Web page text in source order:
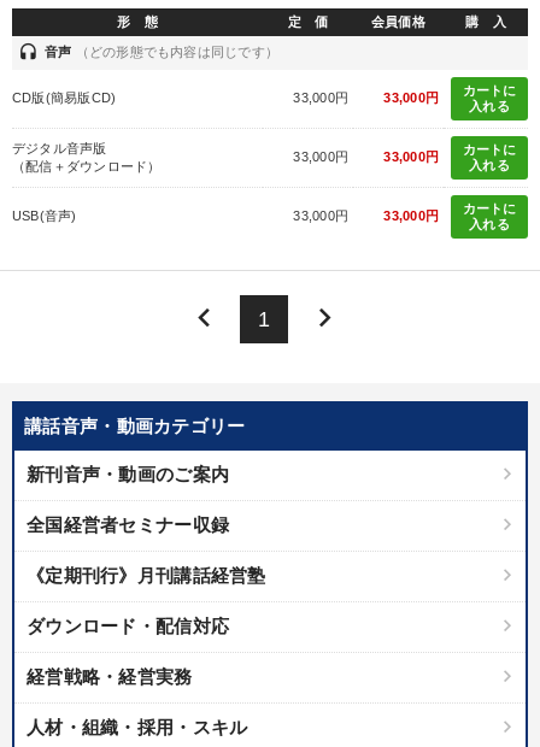
企業戦略に学ぶ 【3月】音声・映像
経済・景気・相場予測 後継社長・アトツギ
歴史・古典に学ぶ実務講話
2025年春季全国経営者セミナー収録講演ＣＤ・講演ＤＶＤ・デジ
タル版（音声／動画ストリーミング・ダウンロード）
IT・サービス・金融業 コンサルタント
※「更新」を押すと「テーマ」「キーワード」を更新いただけます。
ondemand_video
全国経営者セミナー収録物以外の経営教材（全761タイトル）からお探
講話音声・動画カテゴリー
新刊音声・動画のご案内
全国経営者セミナー収録
《定期刊行》月刊講話経営塾
ダウンロード・配信対応
経営戦略・経営実務
人材・組織・採用・スキル
形 態 定 価 会員価格 購 入
headset 音声 （どの形態でも内容は同じです）
CD版(簡易版CD) 33,000円 33,000円
カートに
入れる
デジタル音声版
（配信＋ダウンロード）
33,000円 33,000円
カートに
入れる
USB(音声) 33,000円 33,000円
カートに
入れる
keyboard_arrow_left 1 keyboard_arrow_right